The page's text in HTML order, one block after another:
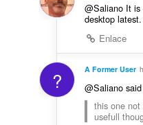
@Saliano It is
desktop latest.
Enlace
? A Former User
@Saliano
this one not
usefull